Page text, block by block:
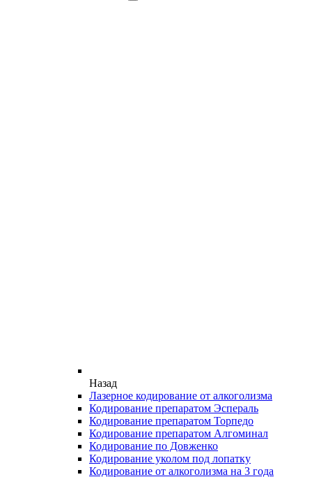
Назад
Лазерное кодирование от алкоголизма
Кодирование препаратом Эспераль
Кодирование препаратом Торпедо
Кодирование препаратом Алгоминал
Кодирование по Довженко
Кодирование уколом под лопатку
Кодирование от алкоголизма на 3 года